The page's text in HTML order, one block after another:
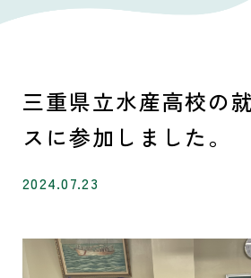
三重県立水産高校の
スに参加しました。
2024.07.23